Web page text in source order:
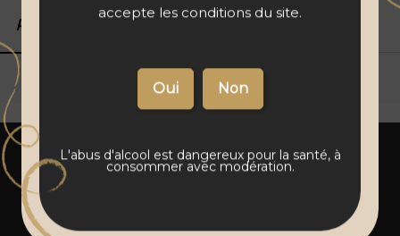
Produits associés
accepte les conditions du site.
L'abus d'alcool est dangereux pour la santé, à
consommer avec modération.